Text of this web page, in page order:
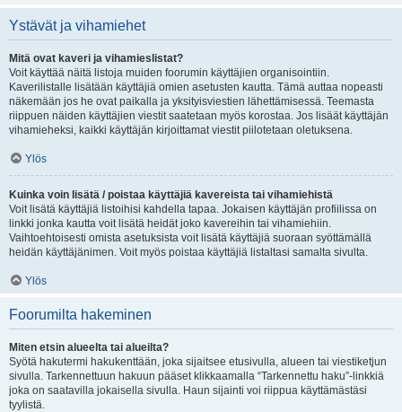
Ystävät ja vihamiehet
Mitä ovat kaveri ja vihamieslistat?
Voit käyttää näitä listoja muiden foorumin käyttäjien organisointiin.
Kaverilistalle lisätään käyttäjiä omien asetusten kautta. Tämä auttaa nopeasti
näkemään jos he ovat paikalla ja yksityisviestien lähettämisessä. Teemasta
riippuen näiden käyttäjien viestit saatetaan myös korostaa. Jos lisäät käyttäjän
vihamieheksi, kaikki käyttäjän kirjoittamat viestit piilotetaan oletuksena.
Ylös
Kuinka voin lisätä / poistaa käyttäjiä kavereista tai vihamiehistä
Voit lisätä käyttäjiä listoihisi kahdella tapaa. Jokaisen käyttäjän profiilissa on
linkki jonka kautta voit lisätä heidät joko kavereihin tai vihamiehiin.
Vaihtoehtoisesti omista asetuksista voit lisätä käyttäjiä suoraan syöttämällä
heidän käyttäjänimen. Voit myös poistaa käyttäjiä listaltasi samalta sivulta.
Ylös
Foorumilta hakeminen
Miten etsin alueelta tai alueilta?
Syötä hakutermi hakukenttään, joka sijaitsee etusivulla, alueen tai viestiketjun
sivulla. Tarkennettuun hakuun pääset klikkaamalla “Tarkennettu haku”-linkkiä
joka on saatavilla jokaisella sivulla. Haun sijainti voi riippua käyttämästäsi
tyylistä.